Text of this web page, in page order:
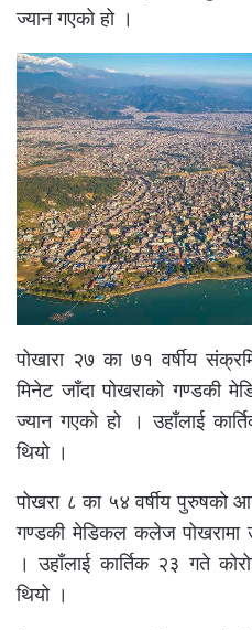
ज्यान गएको हो ।
पोखारा २७ का ७१ वर्षीय
मिनेट जाँदा पोखराको गण्डकी
ज्यान गएको हो । उहाँलाई
थियो ।
पोखरा ८ का ५४ वर्षीय पुरुषकाे
गण्डकी मेडिकल कलेज पोखरामा
। उहाँलाई कार्तिक २३ गते
थियो ।